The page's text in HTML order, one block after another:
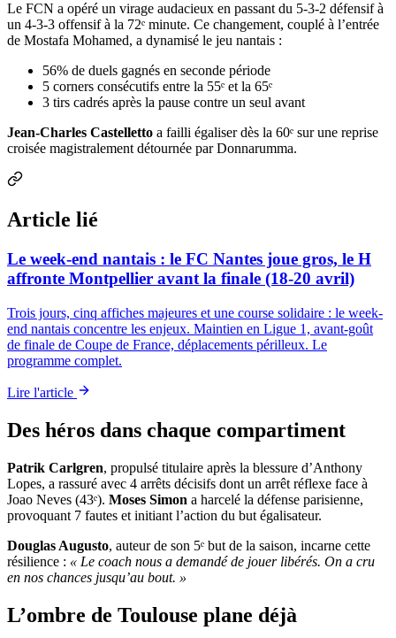
Le FCN a opéré un virage audacieux en passant du 5-3-2 défensif à
un 4-3-3 offensif à la 72ᵉ minute. Ce changement, couplé à l’entrée
de Mostafa Mohamed, a dynamisé le jeu nantais :
56% de duels gagnés en seconde période
5 corners consécutifs entre la 55ᵉ et la 65ᵉ
3 tirs cadrés après la pause contre un seul avant
Jean-Charles Castelletto a failli égaliser dès la 60ᵉ sur une reprise
croisée magistralement détournée par Donnarumma.
Article lié
Le week-end nantais : le FC Nantes joue gros, le H
affronte Montpellier avant la finale (18-20 avril)
Trois jours, cinq affiches majeures et une course solidaire : le week-
end nantais concentre les enjeux. Maintien en Ligue 1, avant-goût
de finale de Coupe de France, déplacements périlleux. Le
programme complet.
Lire l'article
Des héros dans chaque compartiment
Patrik Carlgren, propulsé titulaire après la blessure d’Anthony
Lopes, a rassuré avec 4 arrêts décisifs dont un arrêt réflexe face à
Joao Neves (43ᵉ). Moses Simon a harcelé la défense parisienne,
provoquant 7 fautes et initiant l’action du but égalisateur.
Douglas Augusto, auteur de son 5ᵉ but de la saison, incarne cette
résilience : « Le coach nous a demandé de jouer libérés. On a cru
en nos chances jusqu’au bout. »
L’ombre de Toulouse plane déjà